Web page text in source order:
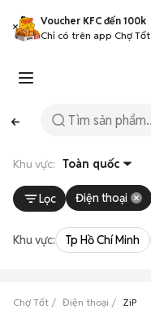
Voucher KFC đến 100k
Chỉ có trên app Chợ Tốt
Khu vực: Toàn quốc
Lọc Điện thoại
Khu vực: Tp Hồ Chí Minh
Chợ Tốt Điện thoại ZiP